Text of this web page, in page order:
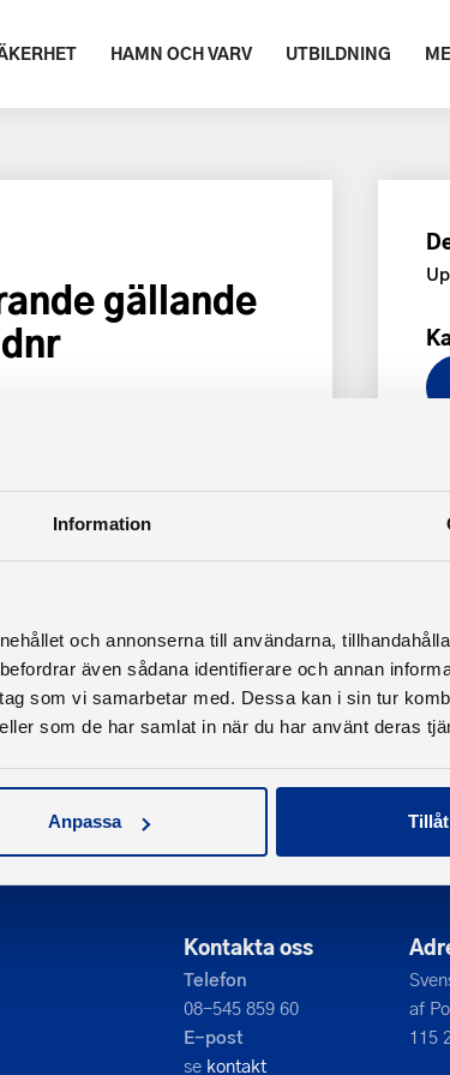
Information
och annonserna till användarna,
även sådana identifierare och annan
som vi samarbetar med. Dessa kan i sin tur
som de har samlat in när du har använt deras
Anpassa
HAMN OCH VARV UTBILDNING
gällande
M2021_00092.pdf
Kontakta oss
Telefon
08-545 859 60
E-post
se kontakt
af
115